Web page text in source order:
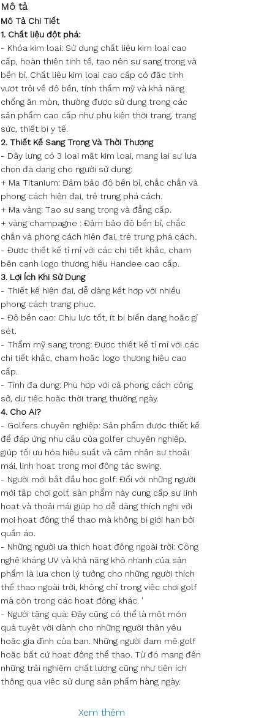
Mô tả
Mô Tả Chi Tiết
1. Chất liệu đột phá:
- Khóa kim loại: Sử dụng chất liệu kim loại cao
cấp, hoàn thiện tinh tế, tạo nên sự sang trọng và
bền bỉ. Chất liệu kim loại cao cấp có đặc tính
vượt trội về độ bền, tính thẩm mỹ và khả năng
chống ăn mòn, thường được sử dụng trong các
sản phẩm cao cấp như phụ kiện thời trang, trang
sức, thiết bị y tế.
2. Thiết Kế Sang Trọng Và Thời Thượng
- Dây lưng có 3 loại mặt kim loại, mang lại sự lựa
chọn đa dạng cho người sử dụng:
+ Mạ Titanium: Đảm bảo độ bền bỉ, chắc chắn và
phong cách hiện đại, trẻ trung phá cách.
+ Mạ vàng: Tạo sự sang trọng và đẳng cấp.
+ vàng champagne : Đảm bảo độ bền bỉ, chắc
chắn và phong cách hiện đại, trẻ trung phá cách..
- Được thiết kế tỉ mỉ với các chi tiết khắc, chạm
bên cạnh logo thương hiệu Handee cao cấp.
3. Lợi Ích Khi Sử Dụng
- Thiết kế hiện đại, dễ dàng kết hợp với nhiều
phong cách trang phục.
- Độ bền cao: Chịu lực tốt, ít bị biến dạng hoặc gỉ
sét.
- Thẩm mỹ sang trọng: Được thiết kế tỉ mỉ với các
chi tiết khắc, chạm hoặc logo thương hiệu cao
cấp.
- Tính đa dụng: Phù hợp với cả phong cách công
sở, dự tiệc hoặc thời trang thường ngày.
4. Cho Ai?
- Golfers chuyên nghiệp: Sản phẩm được thiết kế
để đáp ứng nhu cầu của golfer chuyên nghiệp,
giúp tối ưu hóa hiệu suất và cảm nhận sự thoải
mái, linh hoạt trong mọi động tác swing.
- Người mới bắt đầu học golf: Đối với những người
mới tập chơi golf, sản phẩm này cung cấp sự linh
hoạt và thoải mái giúp họ dễ dàng thích nghi với
mọi hoạt động thể thao mà không bị giới hạn bởi
quần áo.
- Những người ưa thích hoạt động ngoài trời: Công
nghệ kháng UV và khả năng khô nhanh của sản
phẩm là lựa chọn lý tưởng cho những người thích
thể thao ngoài trời, không chỉ trong việc chơi golf
mà còn trong các hoạt động khác. '
- Người tặng quà: Đây cũng có thể là một món
quà tuyệt vời dành cho những người thân yêu
hoặc gia đình của bạn. Những người đam mê golf
hoặc bất cứ hoạt động thể thao. Từ đó mang đến
những trải nghiệm chất lượng cũng như tiện ích
thông qua việc sử dụng sản phẩm hàng ngày.
Xem thêm